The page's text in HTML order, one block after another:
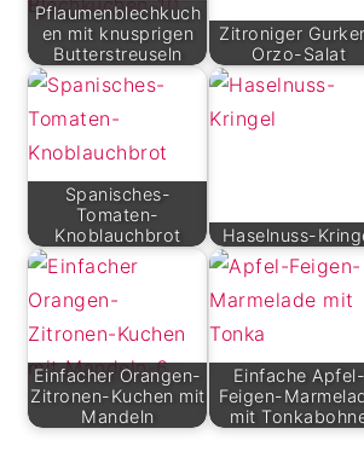
Pflaumenblechkuch
en mit knusprigen
Butterstreuseln
Zitroniger
Orzo-Salat
Spanisches-
Tomaten-
Knoblauchbrot
Haselnuss-
Einfacher Orangen-
Zitronen-Kuchen mit
Mandeln
Einfache Apfel-
Feigen-
mit